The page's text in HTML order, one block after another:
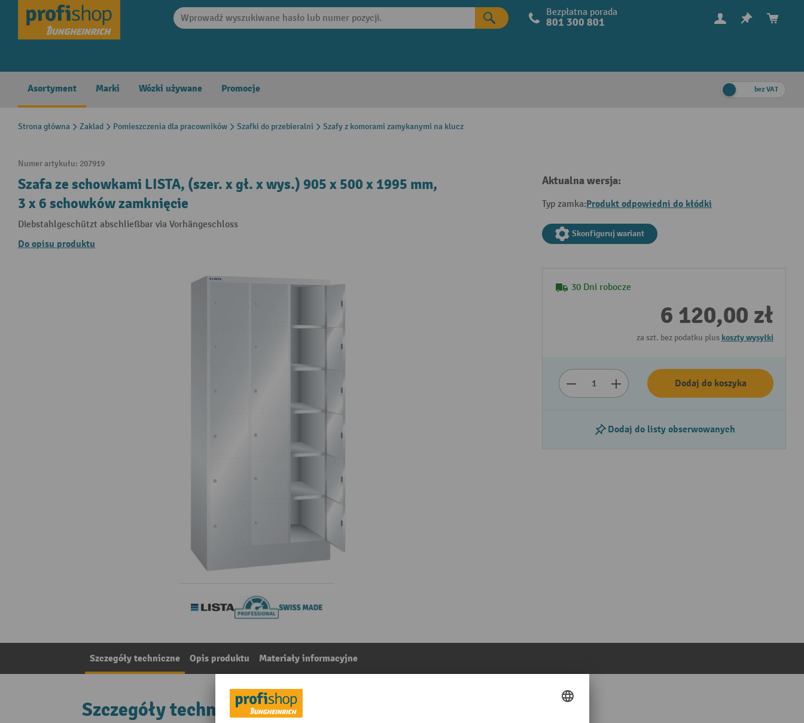
Skip to main navigation Bezpłatna porada
801 300 801
Asortyment Marki Wózki używane Promocje bez VAT
Strona główna Zaklad Pomieszczenia dla pracowników Szafki do przebieralni Szafy z komorami zamykanymi na klucz
Numer artykułu: 207919
Szafa ze schowkami LISTA, (szer. x gł. x wys.) 905 x 500 x 1995 mm,
3 x 6 schowków zamknięcie
Diebstahlgeschützt abschließbar via Vorhängeschloss
Do opisu produktu
Aktualna wersja:
Typ zamka:Produkt odpowiedni do kłódki
Skonfiguruj wariant
30 Dni robocze
6 120,00 zł
za szt. bez podatku plus koszty wysyłki
Dodaj do koszyka
Dodaj do listy obserwowanych
Szczegóły techniczne Opis produktu Materiały informacyjne
Szczegóły techniczne